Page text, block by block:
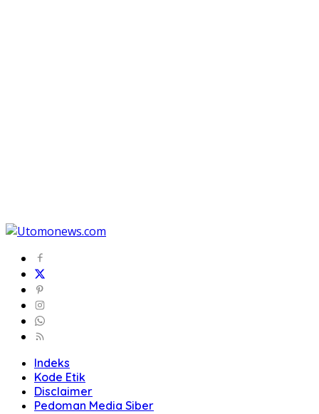
Indeks
Kode Etik
Disclaimer
Pedoman Media Siber